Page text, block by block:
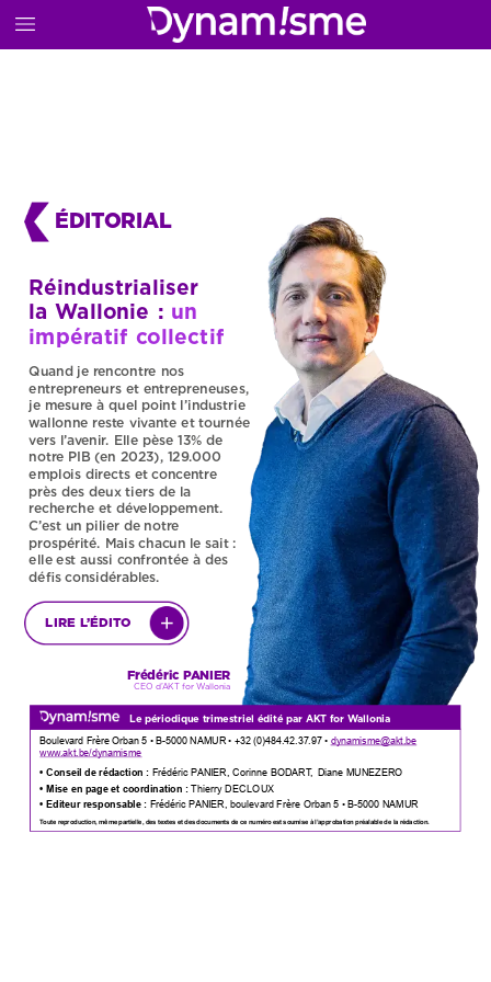
Réindustrialiser
la Wallonie : un
impératif collectif
Boulevard Frère Orban 5 • B-5000 NAMUR • +32 (0)484.42.37.97 • dynamisme@akt.be
www.akt.be/dynamisme
• Conseil de rédaction : Frédéric PANIER, Corinne BODART, Diane MUNEZERO
• Mise en page et coordination : Thierry DECLOUX
• Editeur responsable : Frédéric PANIER, boulevard Frère Orban 5 • B-5000 NAMUR
Toute reproduction, même partielle, des textes et des documents de ce numéro est soumise à l’approbation préalable de la rédaction.
Le périodique trimestriel édité par AKT for Wallonia
Frédéric PANIER
CEO d’AKT for Wallonia
Quand je rencontre nos
entrepreneurs et entrepreneuses,
je mesure à quel point l’industrie
wallonne reste vivante et tournée
vers l’avenir. Elle pèse 13% de
notre PIB (en 2023), 129.000
emplois directs et concentre
près des deux tiers de la
recherche et développement.
C’est un pilier de notre
prospérité. Mais chacun le sait :
elle est aussi confrontée à des
défis considérables.
LIRE L’ÉDITO
ÉDITORIAL